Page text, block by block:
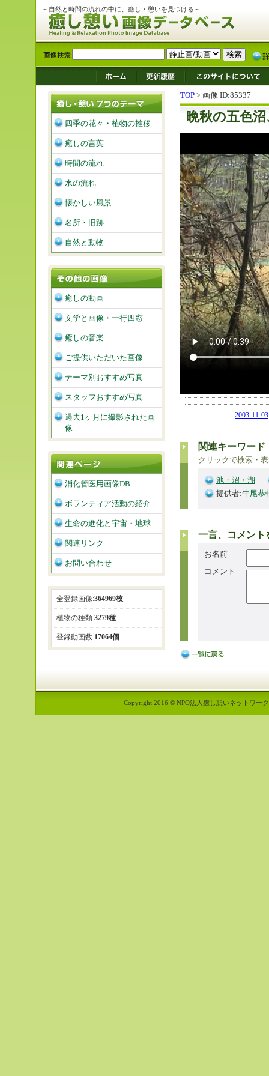
～自然と時間の流れの中に、癒し・憩いを見つける～
TOP > 画像 ID:85337
晩秋の五色
2003-11-03
関連キーワード
クリックで検索・
池・沼・湖
提供者:牛尾恭
一言、コメント
お名前
コメント
四季の花々・植物の推移
癒しの言葉
時間の流れ
水の流れ
懐かしい風景
名所・旧跡
自然と動物
癒しの動画
文学と画像・一行四窓
癒しの音楽
ご提供いただいた画像
テーマ別おすすめ写真
スタッフおすすめ写真
過去1ヶ月に撮影された画
像
消化管医用画像DB
ボランティア活動の紹介
生命の進化と宇宙・地球
関連リンク
お問い合わせ
全登録画像:364969枚
植物の種類:3279種
登録動画数:17064個
Copyright 2016 © NPO法人癒し憩いネットワー